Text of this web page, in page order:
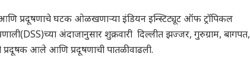
आणि प्रदूषणाचे घटक ओळखणाऱ्या इंडियन इन्स्टिट्यूट ऑफ ट्रॉपिकल
अंदाजानुसार शुक्रवारी दिल्लीत झज्जर, गुरुग्राम, बागपत,
आले आणि प्रदूषणाची पातळी वाढली.